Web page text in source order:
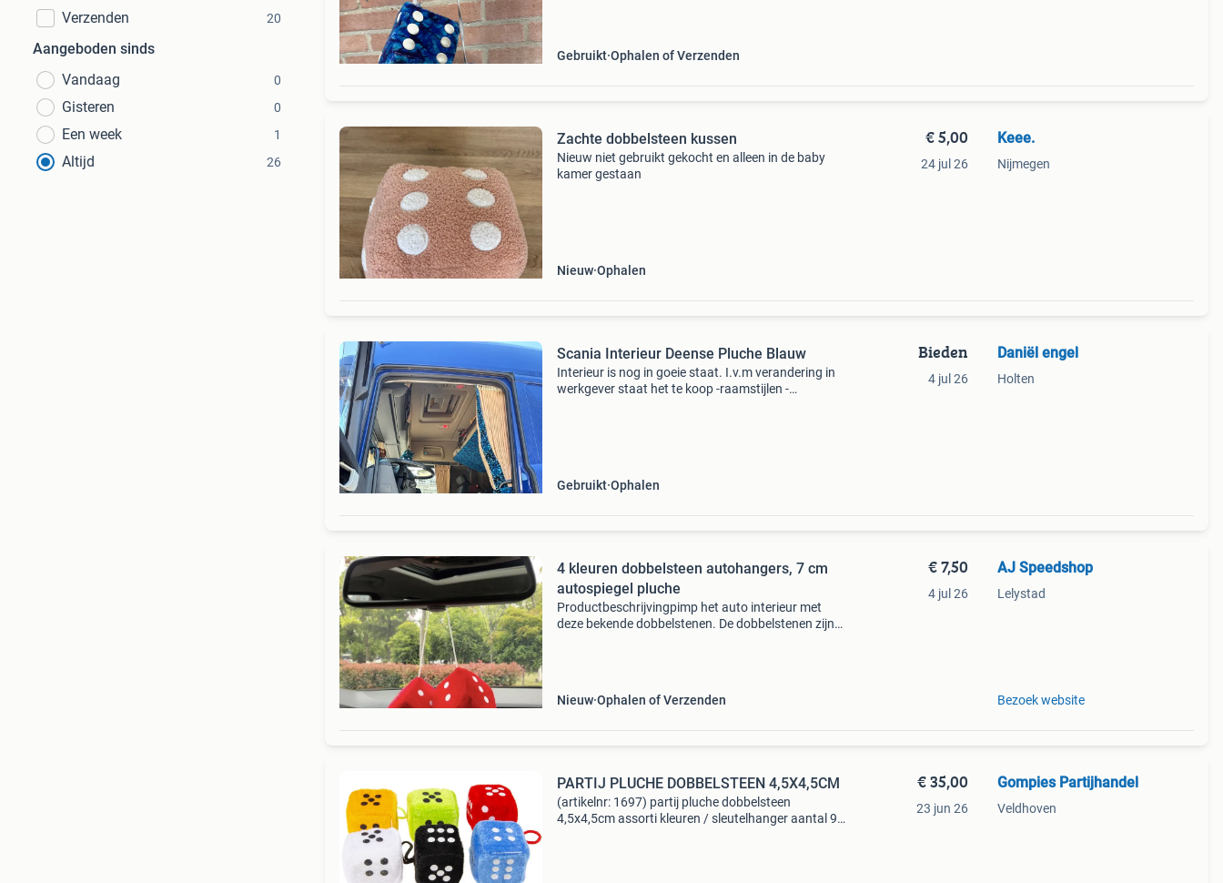
Verzenden 20
Aangeboden sinds
Vandaag
0
Gisteren 0
Een week 1
Altijd 26
Gebruikt Ophalen of Verzenden
Zachte dobbelsteen kussen
Nieuw niet gebruikt gekocht en alleen in de baby
kamer gestaan
Nieuw Ophalen
€ 5,00
24 jul 26
Keee.
Nijmegen
Scania Interieur Deense Pluche Blauw
Interieur is nog in goeie staat. I.v.m verandering in
werkgever staat het te koop -raamstijlen -
Gebruikt Ophalen
Bieden
4 jul 26
Daniël engel
Holten
4 kleuren dobbelsteen autohangers, 7 cm
autospiegel pluche
Productbeschrijvingpimp het auto interieur met
deze bekende dobbelstenen. De dobbelstenen zijn
Nieuw Ophalen of Verzenden
€ 7,50
4 jul 26
AJ Speedshop
Lelystad
Bezoek website
PARTIJ PLUCHE DOBBELSTEEN 4,5X4,5CM
(artikelnr: 1697) partij pluche dobbelsteen
4,5x4,5cm assorti kleuren / sleutelhanger aantal 96
€ 35,00
23 jun 26
Gompies Partijhandel
Veldhoven